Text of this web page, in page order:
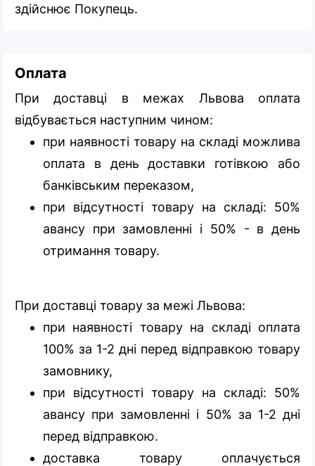
здійснює Покупець.
Оплата
При доставці в межах Львова оплата
відбувається наступним чином:
при наявності товару на складі можлива
оплата в день доставки готівкою або
банківським переказом,
при відсутності товару на складі: 50%
авансу при замовленні і 50% - в день
отримання товару.
При доставці товару за межі Львова:
при наявності товару на складі оплата
100% за 1-2 дні перед відправкою товару
замовнику,
при відсутності товару на складі: 50%
авансу при замовленні і 50% за 1-2 дні
перед відправкою.
доставка товару оплачується